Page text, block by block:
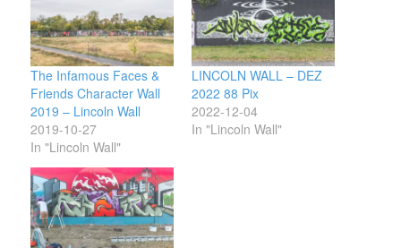
The Infamous Faces &
Friends Character Wall
2019 – Lincoln Wall
2019-10-27
In "Lincoln Wall"
LINCOLN WALL – DEZ
2022 88 Pix
2022-12-04
In "Lincoln Wall"